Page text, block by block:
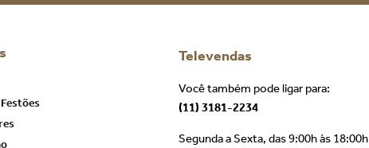
Televendas
Você também pode ligar para:
(11) 3181-2234
Segunda a Sexta, das 9:00h às 18:00h